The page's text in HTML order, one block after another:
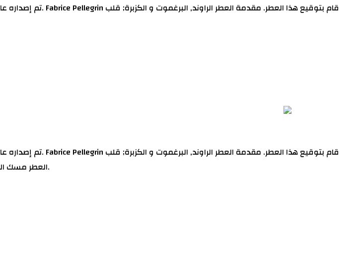
العطر مسك الروم و الياسمين; قاعدة العطر تتكون من الأمبروكسان, المسك, خشب الأرز و خشب الصندل.